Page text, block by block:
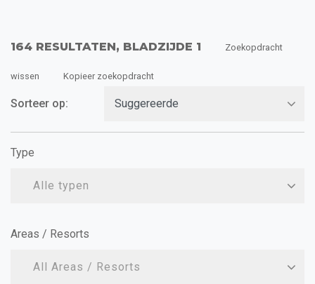
164 RESULTATEN, BLADZIJDE 1 Zoekopdracht
wissen Kopieer zoekopdracht
Sorteer op:
Type
Alle typen
Areas / Resorts
All Areas / Resorts